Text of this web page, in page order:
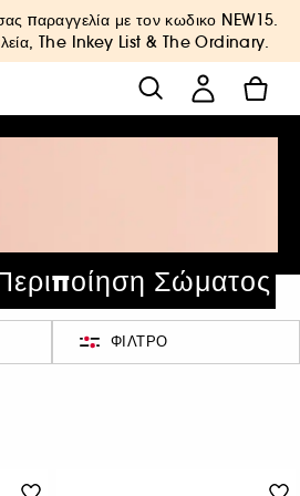
παραγγελία με τον κωδικο NEW15.
The Inkey List & The Ordinary.
Σώματος
ΦΊΛΤΡΟ